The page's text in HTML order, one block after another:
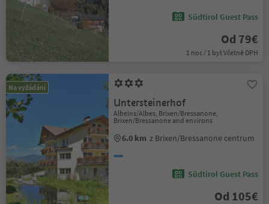
Südtirol Guest Pass
Od 79€
1 noc / 1 byt Včetně DPH
Na vyžádání
Untersteinerhof
Albeins/Albes, Brixen/Bressanone,
Brixen/Bressanone and environs
6.0 km z Brixen/Bressanone centrum
Südtirol Guest Pass
Od 105€